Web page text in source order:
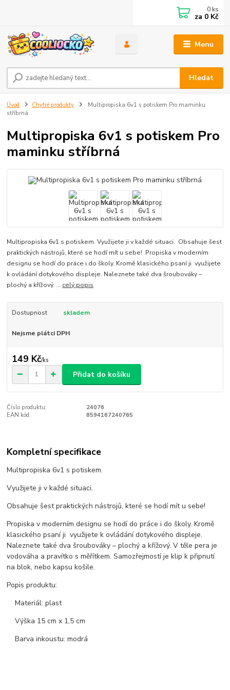
Menu
Hledat
0 ks
za 0 Kč
Úvod Chytré produkty
Multipropiska 6v1 s potiskem Pro maminku
stříbrná
Multipropiska 6v1 s potiskem Pro
maminku stříbrná
Multipropiska 6v1 s potiskem. Využijete ji v každé situaci. Obsahuje šest
praktických nástrojů, které se hodí mít u sebe! Propiska v moderním
designu se hodí do práce i do školy. Kromě klasického psaní ji využijete
k ovládání dotykového displeje. Naleznete také dva šroubováky –
plochý a křížový. ... celý popis
Dostupnost skladem
Nejsme plátci DPH
149 Kč/ks
Přidat do košíku
Číslo produktu:
24076
EAN kód:
8594167240765
Kompletní specifikace
Multipropiska 6v1 s potiskem.
Využijete ji v každé situaci.
Obsahuje šest praktických nástrojů, které se hodí mít u sebe!
Propiska v moderním designu se hodí do práce i do školy. Kromě
klasického psaní ji využijete k ovládání dotykového displeje.
Naleznete také dva šroubováky – plochý a křížový. V těle pera je
vodováha a pravítko s měřítkem. Samozřejmostí je klip k připnutí
na blok, nebo kapsu košile.
Popis produktu:
Materiál: plast
Výška 15 cm x 1,5 cm
Barva inkoustu: modrá